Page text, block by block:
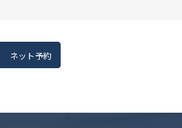
ネット予約